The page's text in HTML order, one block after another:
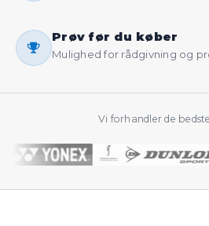
Prøv før du køber
Mulighed for rådgivning og
Vi forhandler de